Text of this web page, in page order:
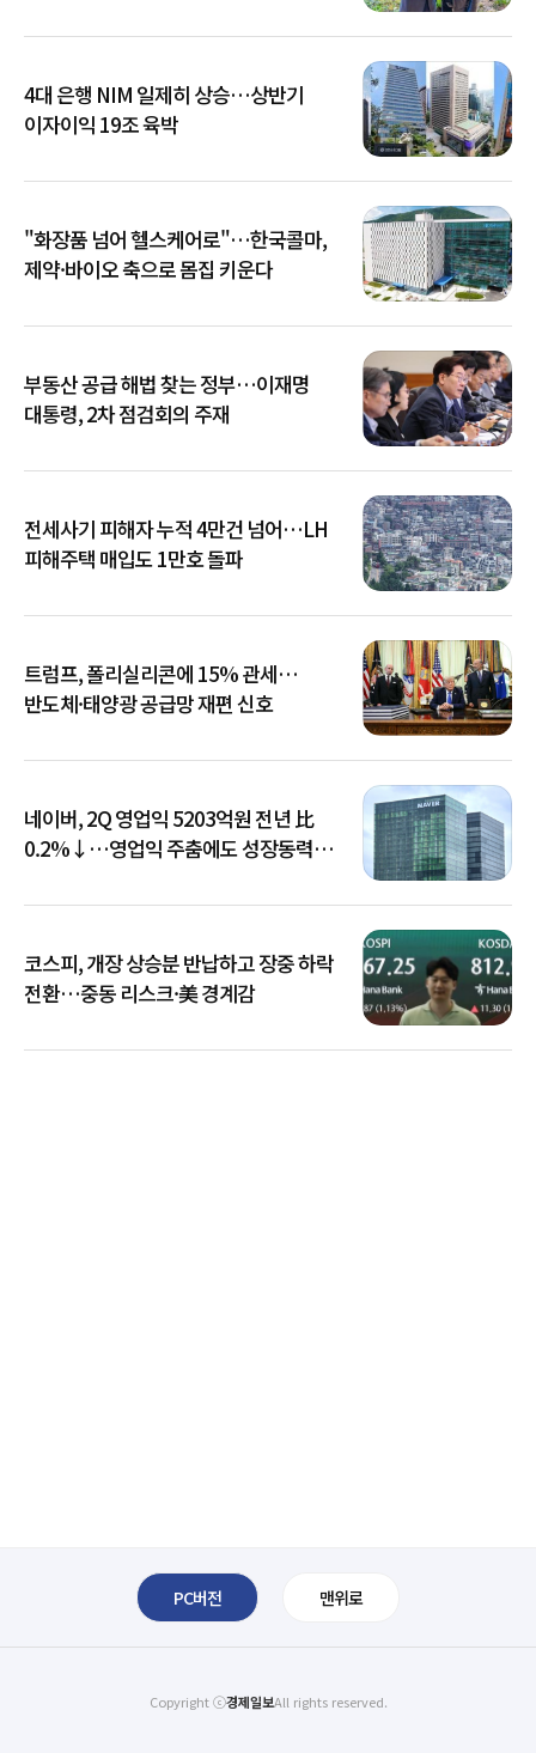
4대 은행 NIM 일제히 상승…상반기
이자이익 19조 육박
"화장품 넘어 헬스케어로"…한국콜마,
제약·바이오 축으로 몸집 키운다
부동산 공급 해법 찾는 정부…이재명
대통령, 2차 점검회의 주재
전세사기 피해자 누적 4만건 넘어…LH
피해주택 매입도 1만호 돌파
트럼프, 폴리실리콘에 15% 관세…
반도체·태양광 공급망 재편 신호
네이버, 2Q 영업익 5203억원 전년 比
0.2%↓…영업익 주춤에도 성장동력
코스피, 개장 상승분 반납하고 장중 하락
전환…중동 리스크·美 경계감
PC버전 맨위로
Copyright ⓒ경제일보All rights reserved.